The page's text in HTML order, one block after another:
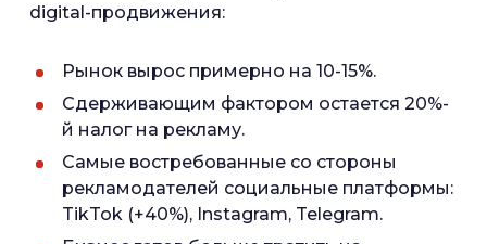
digital-продвижения:
Рынок вырос примерно на 10-15%.
Сдерживающим фактором остается 20%-
й налог на рекламу.
Самые востребованные со стороны
рекламодателей социальные платформы:
TikTok (+40%), Instagram, Telegram.